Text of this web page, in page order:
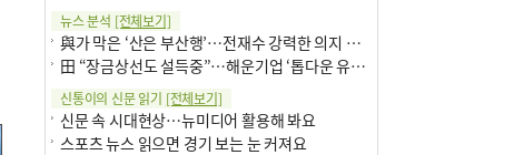
뉴스 분석 [전체보기]
與가 막은 ‘산은 부산행’…전재수 강력한 의지 표명 없인 공염불
田 “장금상선도 설득중”…해운기업 ‘톱다운 유치전’ 가속
신통이의 신문 읽기 [전체보기]
신문 속 시대현상…뉴미디어 활용해 봐요
스포츠 뉴스 읽으면 경기 보는 눈 커져요